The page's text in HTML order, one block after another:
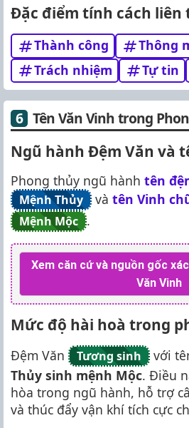
Đặc điểm tính cách liên
Thành công
Thông
Trách nhiệm
Tự tin
Tên Văn Vinh trong
Ngũ hành Đệm Văn và
Phong thủy ngũ hành tên
Mệnh Thủy và tên Vinh
Mệnh Mộc .
Xem căn cứ và nguồn gốc
Văn Vinh
Mức độ hài hoà trong
Đệm Văn Tương sinh với
Thủy sinh mệnh Mộc. Điều
hòa trong ngũ hành, hỗ trợ
và thúc đẩy vận khí tích cực